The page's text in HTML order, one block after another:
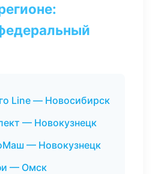
Line — Новосибирск
— Новокузнецк
— Новокузнецк
— Омск